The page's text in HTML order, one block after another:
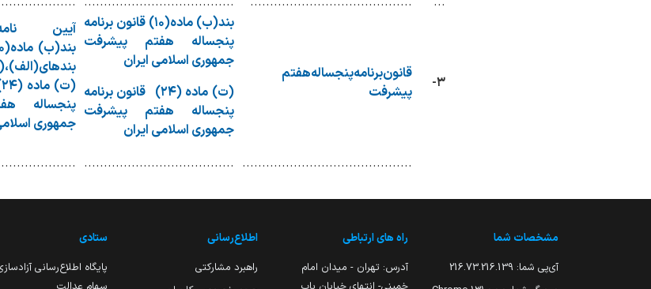
۳-
قانون‌برنامه‌پنجساله‌هفتم
پیشرفت
بند(ب) ماده(۱۰) قانون برنامه
پنجساله هفتم پیشرفت
جمهوری اسلامی ایران
(ت) ماده (۲۴) قانون برنامه
پنجساله هفتم پیشرفت
جمهوری اسلامی ایران
آیین
(ت) ماده (۲۴)
پنجساله
جمهوری
...........................................
......................................
مشخصات شما
آی‌پی شما: 216.73.216.139
راه های ارتباطی
آدرس: تهران - میدان امام
اطلاع‌رسانی
راهبرد مشارکتی
ستادی
پایگاه اطلاع‌رسانی